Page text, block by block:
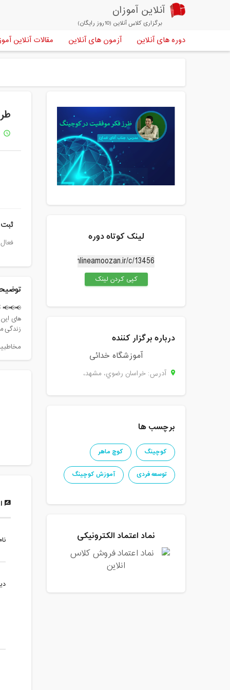
آنلاین آموزان
برگزاری کلاس آنلاین (10روز رایگان)
دوره های آنلاین آزمون های آنلاین مقالات آنلاین
access_time
📢📢📢
های
زندگی
لینک کوتاه دوره
کپی کردن لینک
درباره برگزار کننده
آموزشگاه خدائی
آدرس: خراسان رضوي، مشهد،
برچسب ها
کوچینگ
کوچ ماهر
توسعه فردی
آموزش کوچینگ
نماد اعتماد الکترونیکی